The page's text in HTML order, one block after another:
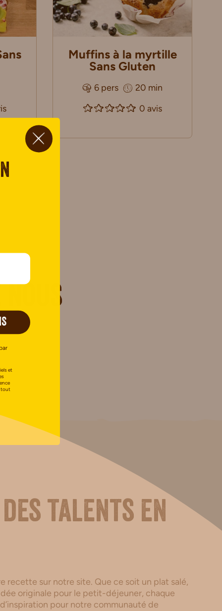
Muffins à la myrtille
Sans Gluten
6 pers
20 min
0 avis
des talents en
recette sur notre site. Que ce soit un plat salé,
originale pour le petit-déjeuner, chaque
pour notre communauté de
et
tout